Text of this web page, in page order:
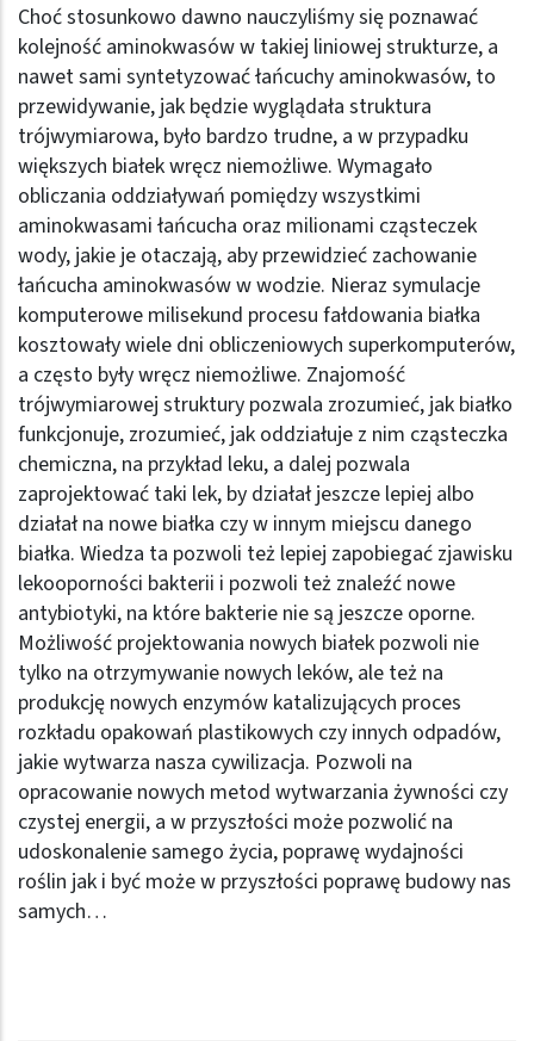
Choć stosunkowo dawno nauczyliśmy się poznawać
kolejność aminokwasów w takiej liniowej strukturze, a
nawet sami syntetyzować łańcuchy aminokwasów, to
przewidywanie, jak będzie wyglądała struktura
trójwymiarowa, było bardzo trudne, a w przypadku
większych białek wręcz niemożliwe. Wymagało
obliczania oddziaływań pomiędzy wszystkimi
aminokwasami łańcucha oraz milionami cząsteczek
wody, jakie je otaczają, aby przewidzieć zachowanie
łańcucha aminokwasów w wodzie. Nieraz symulacje
komputerowe milisekund procesu fałdowania białka
kosztowały wiele dni obliczeniowych superkomputerów,
a często były wręcz niemożliwe. Znajomość
trójwymiarowej struktury pozwala zrozumieć, jak białko
funkcjonuje, zrozumieć, jak oddziałuje z nim cząsteczka
chemiczna, na przykład leku, a dalej pozwala
zaprojektować taki lek, by działał jeszcze lepiej albo
działał na nowe białka czy w innym miejscu danego
białka. Wiedza ta pozwoli też lepiej zapobiegać zjawisku
lekooporności bakterii i pozwoli też znaleźć nowe
antybiotyki, na które bakterie nie są jeszcze oporne.
Możliwość projektowania nowych białek pozwoli nie
tylko na otrzymywanie nowych leków, ale też na
produkcję nowych enzymów katalizujących proces
rozkładu opakowań plastikowych czy innych odpadów,
jakie wytwarza nasza cywilizacja. Pozwoli na
opracowanie nowych metod wytwarzania żywności czy
czystej energii, a w przyszłości może pozwolić na
udoskonalenie samego życia, poprawę wydajności
roślin jak i być może w przyszłości poprawę budowy nas
samych…